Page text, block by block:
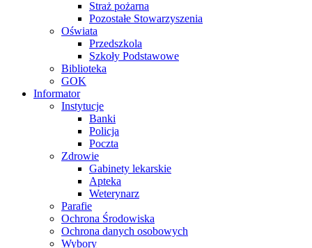
Straż pożarna
Pozostałe Stowarzyszenia
Oświata
Przedszkola
Szkoły Podstawowe
Biblioteka
GOK
Informator
Instytucje
Banki
Policja
Poczta
Zdrowie
Gabinety lekarskie
Apteka
Weterynarz
Parafie
Ochrona Środowiska
Ochrona danych osobowych
Wybory